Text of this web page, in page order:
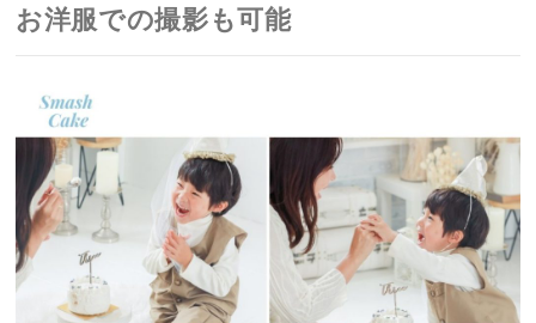
お洋服での撮影も可能